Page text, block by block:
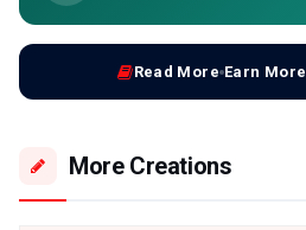
Read More Earn More
More Creations